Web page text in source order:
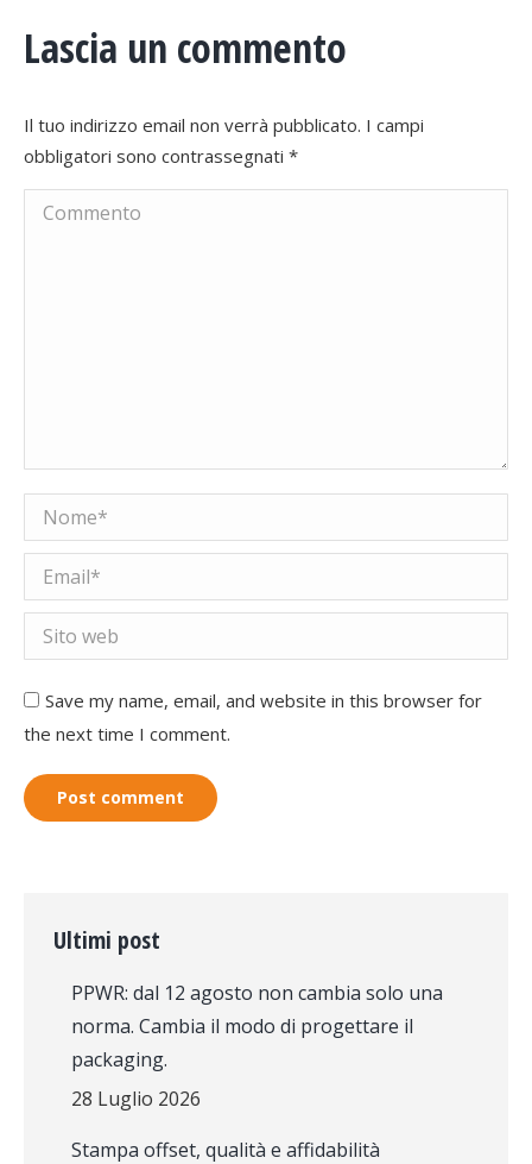
Lascia un commento
Il tuo indirizzo email non verrà pubblicato. I campi
obbligatori sono contrassegnati *
Commento
Nome *
Email *
Sito web
Save my name, email, and website in this browser for
the next time I comment.
Post comment
Ultimi post
PPWR: dal 12 agosto non cambia solo una
norma. Cambia il modo di progettare il
packaging.
28 Luglio 2026
Stampa offset, qualità e affidabilità